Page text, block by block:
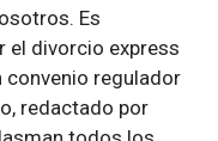
Es
el divorcio express
convenio regulador
redactado por